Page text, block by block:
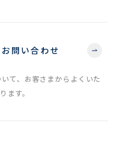
問い合わせ
て、お客さまからよくいた
ます。